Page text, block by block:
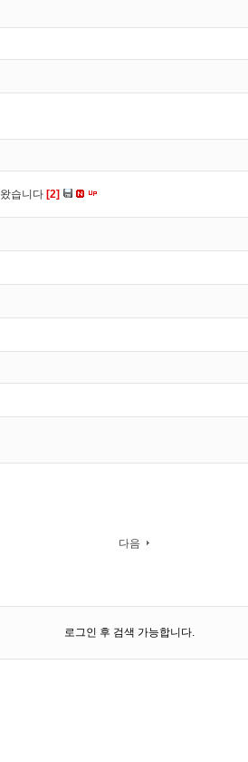
습니다 [2]
다음
로그인 후 검색 가능합니다.